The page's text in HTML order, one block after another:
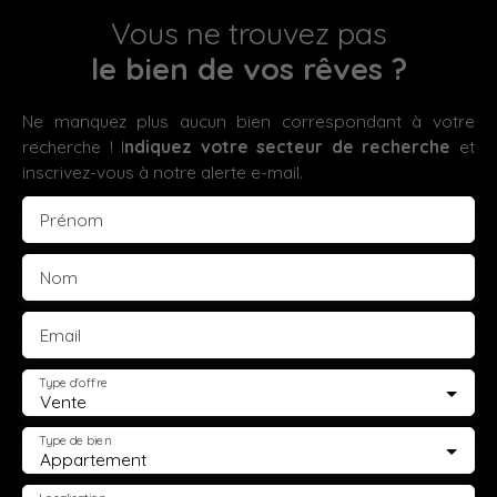
Vous ne trouvez pas
le bien de vos rêves ?
Ne manquez plus aucun bien correspondant à votre
recherche ! Indiquez votre secteur de recherche et
inscrivez-vous à notre alerte e-mail.
Prénom
Nom
Email
Vente
Type d'offre
Appartement
Type de bien